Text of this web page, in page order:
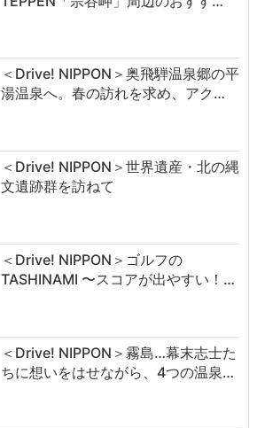
＜Drive! NIPPON＞奥飛騨温泉郷の平
湯温泉へ。春の訪れを求め、アク…
＜Drive! NIPPON＞世界遺産・北の縄
文遺跡群を訪ねて
＜Drive! NIPPON＞ゴルフの
TASHINAMI 〜スコアが出やすい！…
＜Drive! NIPPON＞霧島…幕末志士た
ちに想いをはせながら、4つの温泉…